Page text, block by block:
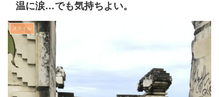
温に涙…でも気持ちよい。
スタイル